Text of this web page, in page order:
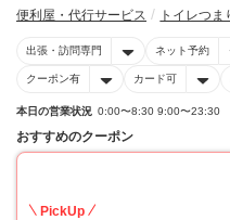
便利屋・代行サービス
トイレつ
出張・訪問専門 ネット予約
クーポン有 カード可
本日の営業状況 0:00〜8:30 9:00〜23:30
おすすめのクーポン
PickUp